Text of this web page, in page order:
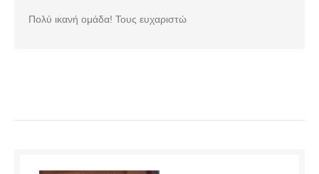
Πολύ ικανή ομάδα! Τους ευχαριστώ